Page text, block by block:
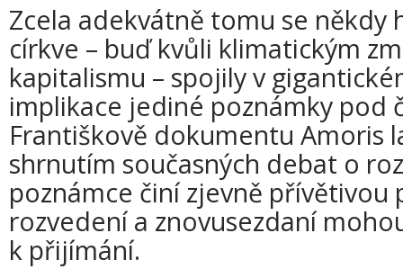
Zcela adekvátně tomu se někdy
církve – buď kvůli klimatickým
kapitalismu – spojily v
implikace jediné poznámky pod
Františkově dokumentu Amoris
shrnutím současných debat o
poznámce činí zjevně přívětivou
rozvedení a znovusezdaní
k přijímání.